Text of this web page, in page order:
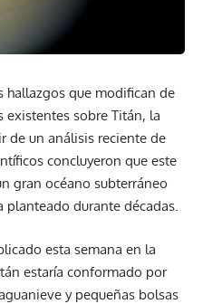
hallazgos que modifican de
existentes sobre Titán, la
de un análisis reciente de
concluyeron que este
gran océano subterráneo
planteado durante décadas.
esta semana en la
estaría conformado por
y pequeñas bolsas